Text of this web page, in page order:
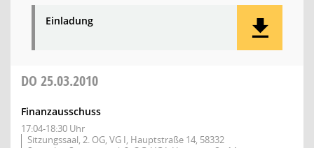
Einladung
DO 25.03.2010
Finanzausschuss
17:04-18:30 Uhr
Sitzungssaal, 2. OG, VG I, Hauptstraße 14, 58332